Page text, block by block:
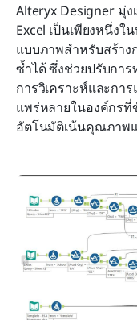
Alteryx Designer มุ่
Excel เป็นเพียงหนึ่ง
แบบภาพสำหรับสร้า
ซ้ำได้ ซึ่งช่วยปรับกา
การวิเคราะห์และกา
แพร่หลายในองค์กร
อัตโนมัติเน้นคุณภาพ